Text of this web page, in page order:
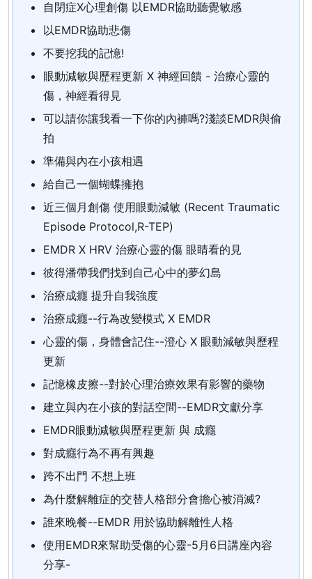
自閉症X心理創傷 以EMDR協助聽覺敏感
以EMDR協助悲傷
不要挖我的記憶!
眼動減敏與歷程更新 X 神經回饋 - 治療心靈的
傷，神經看得見
可以請你讓我看一下你的內褲嗎?淺談EMDR與偷
拍
準備與內在小孩相遇
給自己一個蝴蝶擁抱
近三個月創傷 使用眼動減敏 (Recent Traumatic
Episode Protocol,R-TEP)
EMDR X HRV 治療心靈的傷 眼睛看的見
彼得潘帶我們找到自己心中的夢幻島
治療成癮 提升自我強度
治療成癮--行為改變模式 X EMDR
心靈的傷，身體會記住--澄心 X 眼動減敏與歷程
更新
記憶橡皮擦--對於心理治療效果有影響的藥物
建立與內在小孩的對話空間--EMDR文獻分享
EMDR眼動減敏與歷程更新 與 成癮
對成癮行為不再有興趣
跨不出門 不想上班
為什麼解離症的交替人格部分會擔心被消滅?
誰來晚餐--EMDR 用於協助解離性人格
使用EMDR來幫助受傷的心靈-5月6日講座內容
分享-